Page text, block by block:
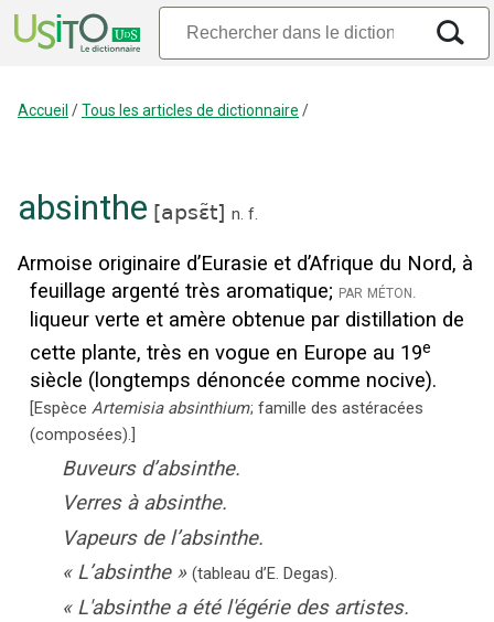
Accueil /Tous les articles de dictionnaire /
absinthe [apsɛ̃t] n. f.
Armoise originaire d’Eurasie et d’Afrique du Nord, à
feuillage argenté très aromatique; par méton.
liqueur verte et amère obtenue par distillation de
cette plante, très en vogue en Europe au 19e
siècle (longtemps dénoncée comme nocive).
[Espèce Artemisia absinthium; famille des astéracées
(composées).
Buveurs d’absinthe.
Verres à absinthe.
Vapeurs de l’absinthe.
« L’absinthe » (tableau d’E. Degas).
« L'absinthe a été l'égérie des artistes.